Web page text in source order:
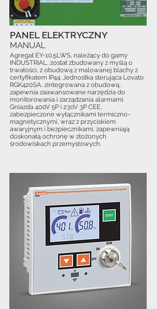
Agregat EY-10.5LWS, należący do gamy
INDUSTRIAL, został zbudowany z myślą o
trwałości, z obudową z malowanej blachy z
certyfikatem IP44. Jednostka sterująca Lovato
RGK420SA, zintegrowana z obudową,
zapewnia zaawansowane narzędzia do
monitorowania i zarządzania alarmami.
Gniazda 400V 5P i 230V 3P CEE,
zabezpieczone wyłącznikami termiczno-
magnetycznymi, wraz z przyciskiem
awaryjnym i bezpiecznikami, zapewniają
doskonałą ochronę w złożonych
środowiskach przemysłowych.
PANEL ELEKTRYCZNY
MANUAL